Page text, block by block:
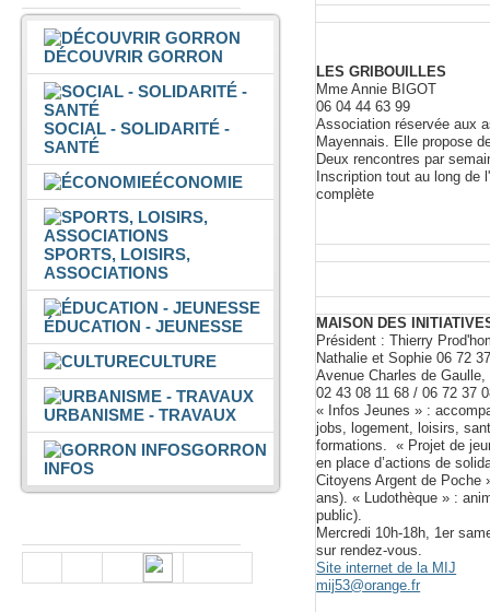
DÉCOUVRIR GORRON
SOCIAL - SOLIDARITÉ -
SANTÉ
ÉCONOMIE
SPORTS, LOISIRS,
ASSOCIATIONS
ÉDUCATION - JEUNESSE
CULTURE
URBANISME - TRAVAUX
GORRON
INFOS
LES GRIBOUILLES
Mme Annie BIGOT
06 04 44 63 99
Association réservée aux
Mayennais. Elle propose
Deux rencontres par
Inscription tout au long de
complète
MAISON DES
Président : Thierry
Nathalie et Sophie 06 72
Avenue Charles de Gaulle,
02 43 08 11 68 / 06 72 37
« Infos Jeunes » :
jobs, logement, loisirs,
formations. « Projet de
en place d’actions de
Citoyens Argent de Poche
ans). « Ludothèque » :
public).
Mercredi 10h-18h, 1er
sur rendez-vous.
Site internet de la MIJ
mij53@orange.fr